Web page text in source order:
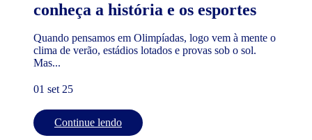
conheça a história e os esportes
Quando pensamos em Olimpíadas, logo vem à mente o
clima de verão, estádios lotados e provas sob o sol.
Mas...
01 set 25
Continue lendo